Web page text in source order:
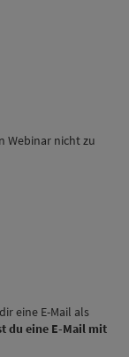
Webinar nicht zu
eine E-Mail als
du eine E-Mail mit